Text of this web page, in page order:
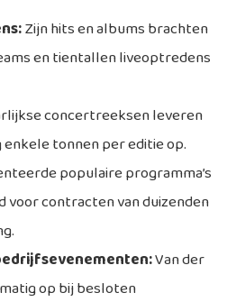
Zijn hits en albums brachten
en tientallen liveoptredens
concertreeksen leveren
tonnen per editie op.
populaire programma’s
voor contracten van duizenden
Van der
op bij besloten